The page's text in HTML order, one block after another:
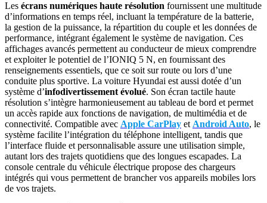
Les écrans numériques haute résolution fournissent une multitude
d’informations en temps réel, incluant la température de la batterie,
la gestion de la puissance, la répartition du couple et les données de
performance, intégrant également le système de navigation. Ces
affichages avancés permettent au conducteur de mieux comprendre
et exploiter le potentiel de l’IONIQ 5 N, en fournissant des
renseignements essentiels, que ce soit sur route ou lors d’une
conduite plus sportive. La voiture Hyundai est aussi dotée d’un
système d’infodivertissement évolué. Son écran tactile haute
résolution s’intègre harmonieusement au tableau de bord et permet
un accès rapide aux fonctions de navigation, de multimédia et de
connectivité. Compatible avec Apple CarPlay et Android Auto, le
système facilite l’intégration du téléphone intelligent, tandis que
l’interface fluide et personnalisable assure une utilisation simple,
autant lors des trajets quotidiens que des longues escapades. La
console centrale du véhicule électrique propose des chargeurs
intégrés qui vous permettent de brancher vos appareils mobiles lors
de vos trajets.